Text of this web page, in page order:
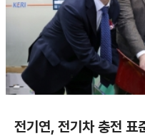
전기연, 전기차 충전 표